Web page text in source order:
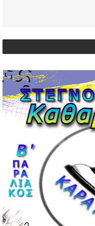
και Ολυμπιακού
02/05/2026 | 20:28
Περιστέρι: Ένταση
15χρονους τραυματίες
02/05/2026 | 18:56
Ηνωμένα Αραβικά
στον εναέριο χώρο
02/05/2026 | 17:16
Η Αθηνά Λινού αφήνει
στον νέο πολιτικό
02/05/2026 | 17:01
Αταμάν: Κανείς δεν
και την οικογένειά του